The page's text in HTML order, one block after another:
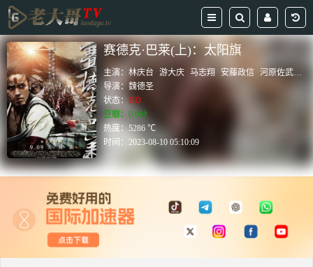
赛德克·巴莱(上)：太阳旗
主演：林庆台 游大庆 马志翔 安藤政信 河原佐武
木
导演：魏德圣
状态：HD
豆瓣：0.0分
热度：5286 ℃
时间：2023-08-10 05:10:09